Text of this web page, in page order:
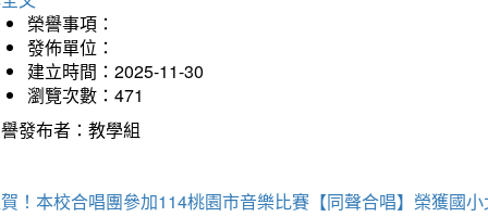
榮譽事項：
發佈單位：
建立時間：2025-11-30
瀏覽次數：471
發布者：教學組
！本校合唱團參加114桃園市音樂比賽【同聲合唱】榮獲國